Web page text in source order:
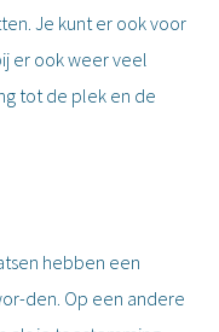
Je kunt er ook voor
er ook weer veel
tot de plek en de
hebben een
den. Op een andere